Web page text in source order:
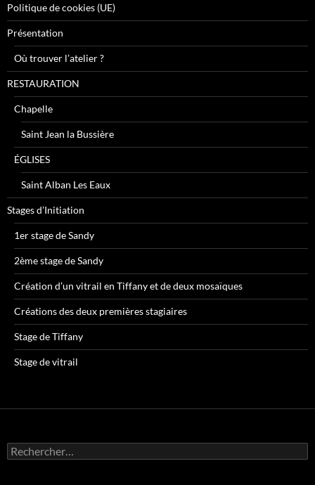
Politique de cookies (UE)
Présentation
Où trouver l’atelier ?
RESTAURATION
Chapelle
Saint Jean la Bussière
ÉGLISES
Saint Alban Les Eaux
Stages d’Initiation
1er stage de Sandy
2ème stage de Sandy
Création d’un vitrail en Tiffany et de deux mosaïques
Créations des deux premières stagiaires
Stage de Tiffany
Stage de vitrail
R
e